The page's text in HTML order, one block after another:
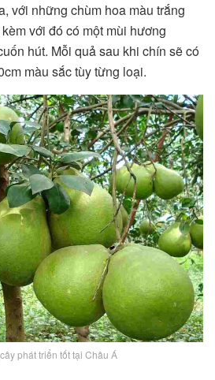
với những chùm hoa màu trắng
với đó có một mùi hương
hút. Mỗi quả sau khi chín sẽ có
màu sắc tùy từng loại.
phát triển tốt tại Châu Á